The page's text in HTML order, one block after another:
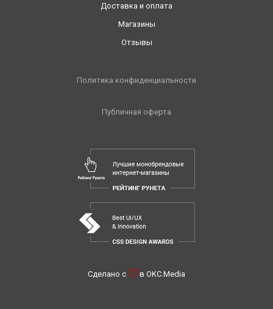
Доставка и оплата
Магазины
Отзывы
Политика конфиденциальности
Публичная оферта
Сделано с в OKC.Media